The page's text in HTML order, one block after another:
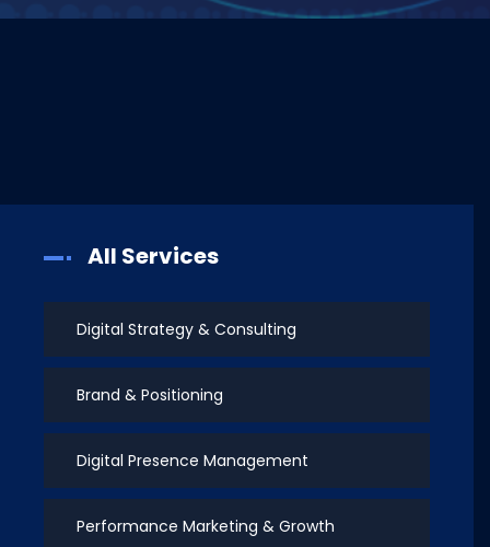
All Services
Digital Strategy & Consulting
Brand & Positioning
Digital Presence Management
Performance Marketing & Growth